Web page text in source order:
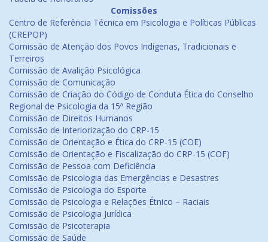
Comissões
Centro de Referência Técnica em Psicologia e Políticas Públicas
(CREPOP)
Comissão de Atenção dos Povos Indígenas, Tradicionais e
Terreiros
Comissão de Avalição Psicológica
Comissão de Comunicação
Comissão de Criação do Código de Conduta Ética do Conselho
Regional de Psicologia da 15ª Região
Comissão de Direitos Humanos
Comissão de Interiorização do CRP-15
Comissão de Orientação e Ética do CRP-15 (COE)
Comissão de Orientação e Fiscalização do CRP-15 (COF)
Comissão de Pessoa com Deficiência
Comissão de Psicologia das Emergências e Desastres
Comissão de Psicologia do Esporte
Comissão de Psicologia e Relações Étnico – Raciais
Comissão de Psicologia Jurídica
Comissão de Psicoterapia
Comissão de Saúde